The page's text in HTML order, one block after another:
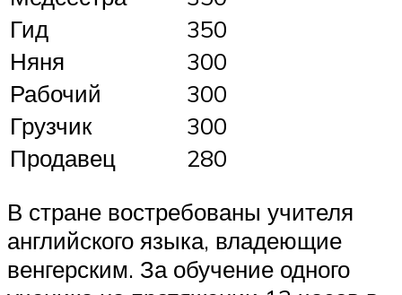
Гид
350
Няня
300
Рабочий
300
Грузчик
300
Продавец
280
В стране востребованы учителя
английского языка, владеющие
венгерским. За обучение одного